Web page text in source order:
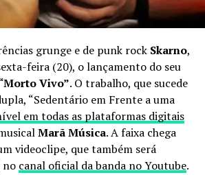
grunge e de punk rock Skarno,
feira (20), o lançamento do seu
Vivo”. O trabalho, que sucede
“Sedentário em Frente a uma
em todas as plataformas digitais
Marã Música. A faixa chega
videoclipe, que também será
no canal oficial da banda no Youtube.